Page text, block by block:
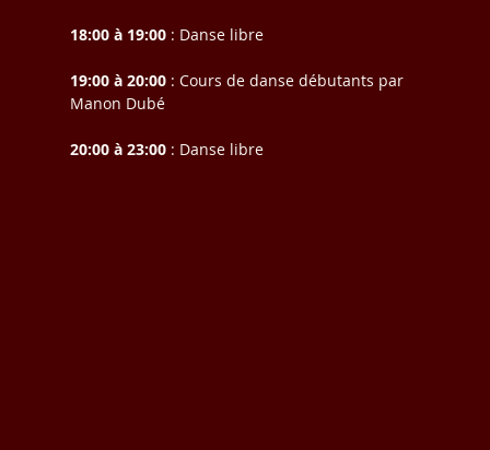
18:00 à 19:00 : Danse libre
19:00 à 20:00 : Cours de danse débutants par
Manon Dubé
20:00 à 23:00 : Danse libre